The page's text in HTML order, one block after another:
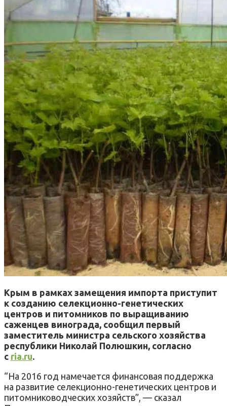
Крым в рамках замещения импорта приступит
к созданию селекционно-генетических
центров и питомников по выращиванию
саженцев винограда, сообщил первый
заместитель министра сельского хозяйства
республики Николай Полюшкин, согласно
с ria.ru.
“На 2016 год намечается финансовая поддержка
на развитие селекционно-генетических центров и
питомниководческих хозяйств”, — сказал